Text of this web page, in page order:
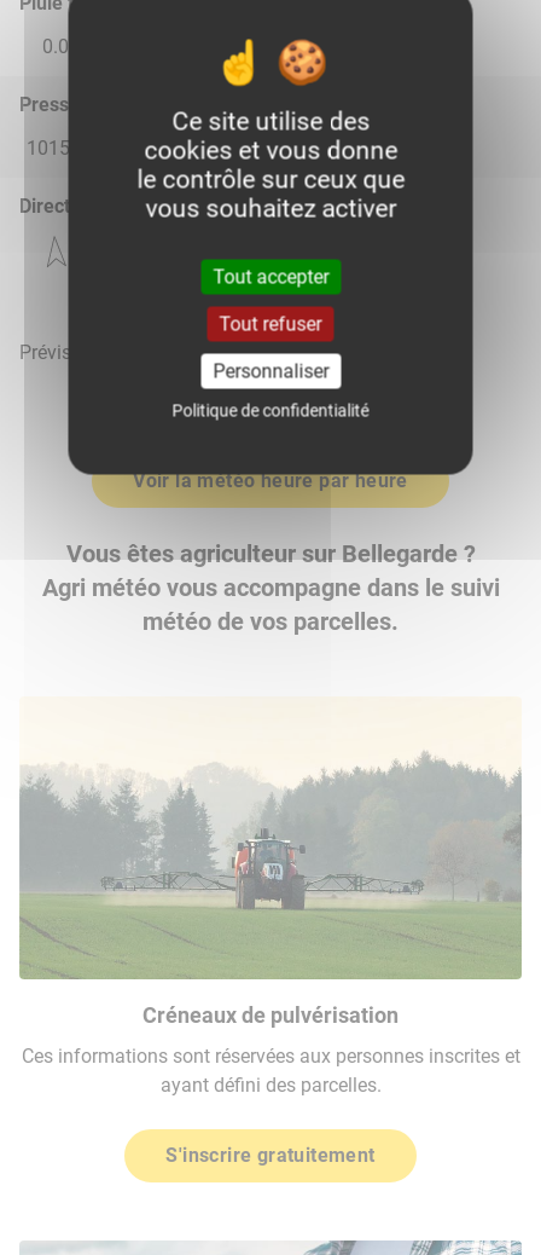
0.0
0.0
Pression atmosphérique (hPa)
1015.0
1014.0 1015.0 1015.0 1015.0
Direction du vent
Prévisions météo mises à jour le 7 août 2026 à 18h
Voir la météo heure par heure
Vous êtes agriculteur sur Bellegarde ?
Agri météo vous accompagne dans le suivi
météo de vos parcelles.
Créneaux de pulvérisation
Ces informations sont réservées aux personnes inscrites et
ayant défini des parcelles.
S'inscrire gratuitement
Ce site utilise des
cookies et vous donne
le contrôle sur ceux que
vous souhaitez activer
Tout accepter
Tout refuser
Personnaliser
Politique de confidentialité